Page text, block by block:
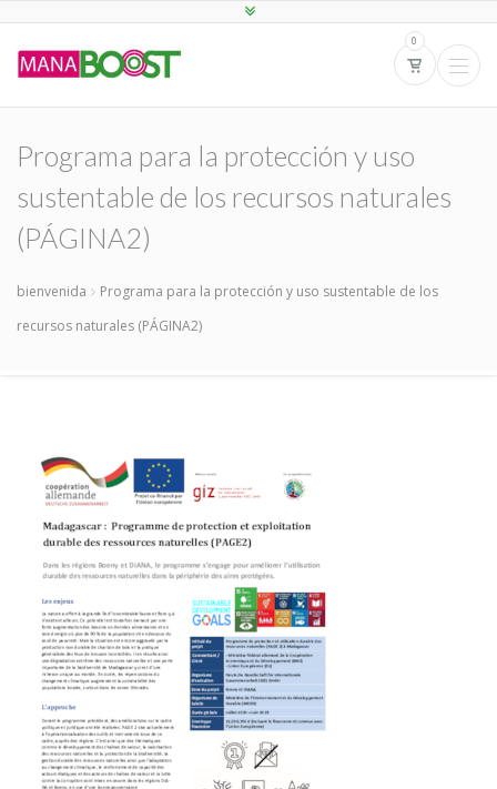
0
Programa para la protección y uso
sustentable de los recursos naturales
(PÁGINA2)
bienvenida
Programa para la protección y uso sustentable de los
recursos naturales (PÁGINA2)